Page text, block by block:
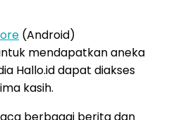
(Android)
mendapatkan aneka
Hallo.id dapat diakses
kasih.